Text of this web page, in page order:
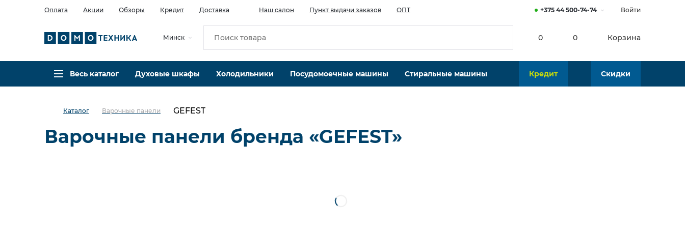
Оплата Акции Обзоры Кредит Доставка Наш салон Пункт выдачи заказов ОПТ +375 44 500-74-74 Войти
Минск 0 0 Корзина
Весь каталог Духовые шкафы Холодильники Посудомоечные машины Стиральные машины Кредит Скидки
Каталог Варочные панели GEFEST
Варочные панели бренда «GEFEST»